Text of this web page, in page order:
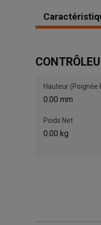
Hauteur (Poignée
0.00 mm
Poids Net
0.00 kg